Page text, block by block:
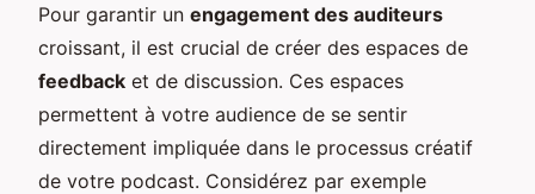
Pour garantir un engagement des auditeurs
croissant, il est crucial de créer des espaces de
feedback et de discussion. Ces espaces
permettent à votre audience de se sentir
directement impliquée dans le processus créatif
de votre podcast. Considérez par exemple